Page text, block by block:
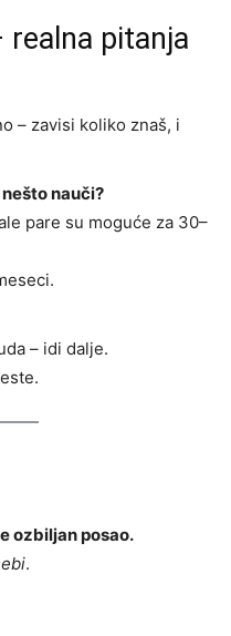
pitanja
– zavisi koliko znaš, i
nauči?
pare su moguće za 30–
– idi dalje.
ozbiljan posao.
.